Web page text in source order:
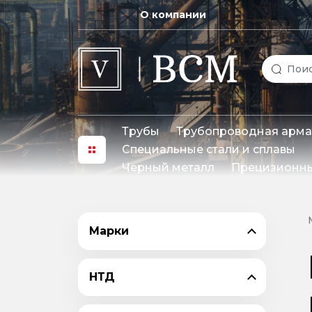
О компании
Трубы Трубопроводная
Специальные стали и сплавы
Черный металл
Марки
НТД